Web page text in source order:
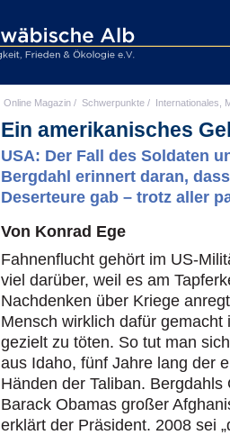
Online Magazin / Schwerpunkte / Internationales,
Ein amerikanisches
USA: Der Fall des Soldaten
Bergdahl erinnert daran,
Deserteure gab – trotz aller
Von Konrad Ege
Fahnenflucht gehört im US-
viel darüber, weil es am
Nachdenken über Kriege
Mensch wirklich dafür
gezielt zu töten. So tut man
aus Idaho, fünf Jahre lang der
Händen der Taliban.
Barack Obamas großer
erklärt der Präsident. 2008 sei